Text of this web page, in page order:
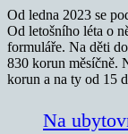
Od ledna 2023 se
Od letošního léta o
formuláře. Na děti
830 korun měsíčně.
korun a na ty od 15
Na